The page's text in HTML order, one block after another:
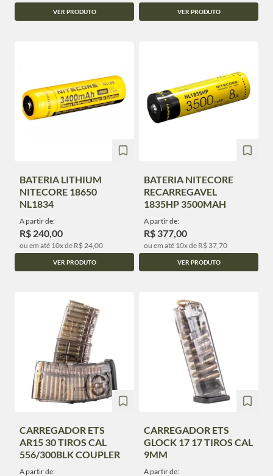
VER PRODUTO VER PRODUTO
BATERIA LITHIUM
NITECORE 18650
NL1834
A partir de:
R$ 240,00
ou em até 10x de R$ 24,00
VER PRODUTO
BATERIA NITECORE
RECARREGAVEL
1835HP 3500MAH
A partir de:
R$ 377,00
ou em até 10x de R$ 37,70
VER PRODUTO
CARREGADOR ETS
AR15 30 TIROS CAL
556/300BLK COUPLER
A partir de:
CARREGADOR ETS
GLOCK 17 17 TIROS CAL
9MM
A partir de: